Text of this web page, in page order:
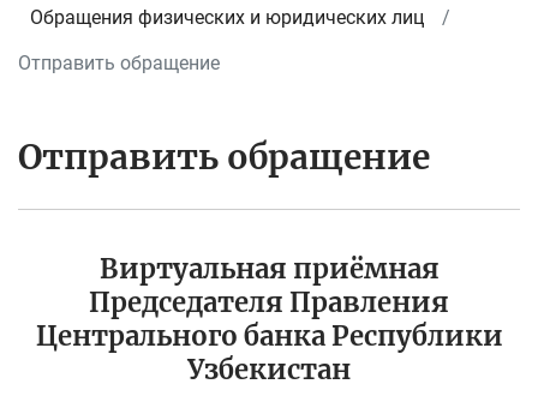
Обращения физических и юридических лиц
Отправить обращение
Отправить обращение
Виртуальная приёмная
Председателя Правления
Центрального банка Республики
Узбекистан